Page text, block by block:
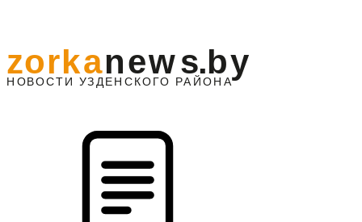
НО ВОСТИ УЗДЕНС КО ГО РАЙОНА
zorkanews.by